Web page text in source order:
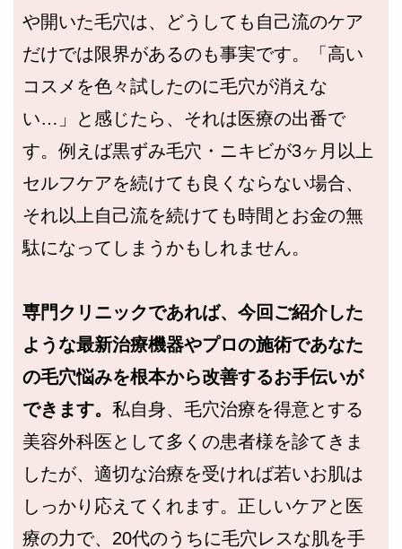
や開いた毛穴は、どうしても自己流のケア
だけでは限界があるのも事実です。「高い
コスメを色々試したのに毛穴が消えな
い…」と感じたら、それは医療の出番で
す。例えば黒ずみ毛穴・ニキビが3ヶ月以上
セルフケアを続けても良くならない場合、
それ以上自己流を続けても時間とお金の無
駄になってしまうかもしれません。
専門クリニックであれば、今回ご紹介した
ような最新治療機器やプロの施術であなた
の毛穴悩みを根本から改善するお手伝いが
できます。 私自身、毛穴治療を得意とする
美容外科医として多くの患者様を診てきま
したが、適切な治療を受ければ若いお肌は
しっかり応えてくれます。正しいケアと医
療の力で、20代のうちに毛穴レスな肌を手